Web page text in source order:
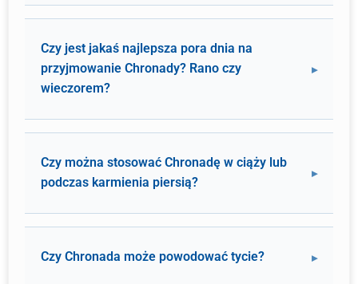
Czy jest jakaś najlepsza pora dnia na
przyjmowanie Chronady? Rano czy
wieczorem?
Czy można stosować Chronadę w ciąży lub
podczas karmienia piersią?
Czy Chronada może powodować tycie?